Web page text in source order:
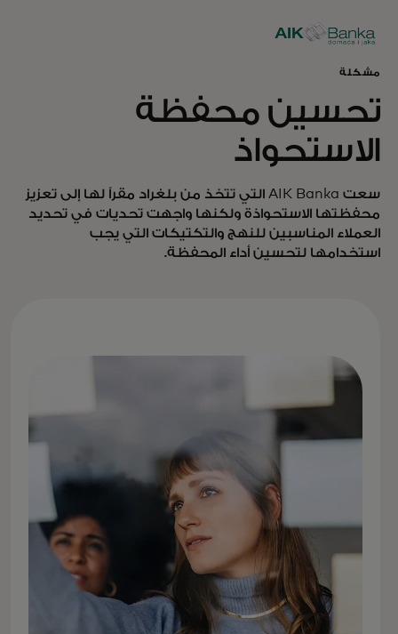
مشكلة
تحسين محفظة
الاستحواذ
سعت AIK Banka التي تتخذ من بلغراد مقراً لها إلى تعزيز
محفظتها الاستحواذة ولكنها واجهت تحديات في تحديد
العملاء المناسبين للنهج والتكتيكات التي يجب
استخدامها لتحسين أداء المحفظة.